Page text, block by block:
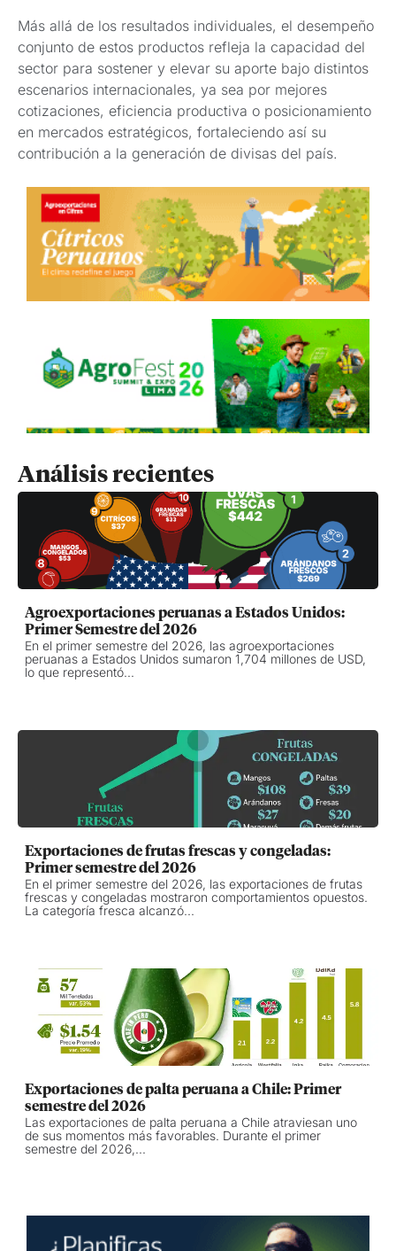
Más allá de los resultados individuales, el desempeño
conjunto de estos productos refleja la capacidad del
sector para sostener y elevar su aporte bajo distintos
escenarios internacionales, ya sea por mejores
cotizaciones, eficiencia productiva o posicionamiento
en mercados estratégicos, fortaleciendo así su
contribución a la generación de divisas del país.
Análisis recientes
Agroexportaciones peruanas a Estados Unidos:
Primer Semestre del 2026
En el primer semestre del 2026, las agroexportaciones
peruanas a Estados Unidos sumaron 1,704 millones de USD,
lo que representó...
Exportaciones de frutas frescas y congeladas:
Primer semestre del 2026
En el primer semestre del 2026, las exportaciones de frutas
frescas y congeladas mostraron comportamientos opuestos.
La categoría fresca alcanzó...
Exportaciones de palta peruana a Chile: Primer
semestre del 2026
Las exportaciones de palta peruana a Chile atraviesan uno
de sus momentos más favorables. Durante el primer
semestre del 2026,...